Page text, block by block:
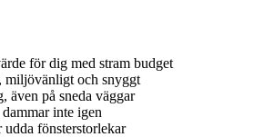
för dig med stram budget
miljövänligt och snyggt
även på sneda väggar
inte igen
fönsterstorlekar